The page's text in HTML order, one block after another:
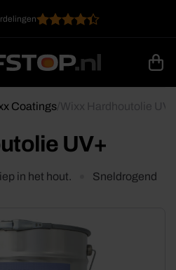
Coatings Wixx Hardhoutolie UV+
UV+
in het hout. Sneldrogend